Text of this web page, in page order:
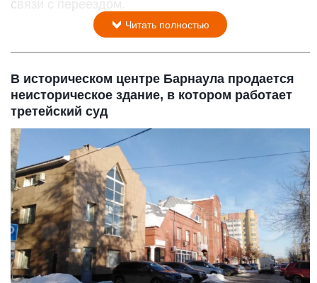
связи с переездом.
Читать полностью
В историческом центре Барнаула продается
неисторическое здание, в котором работает
третейский суд